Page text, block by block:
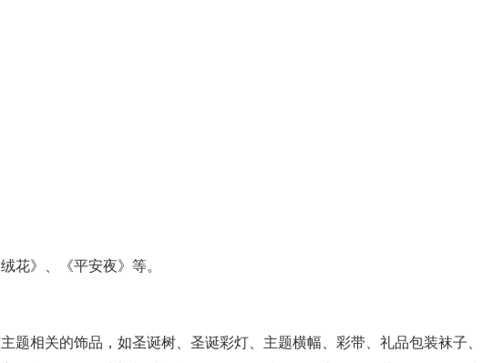
花》、《平安夜》等。
题相关的饰品，如圣诞树、圣诞彩灯、主题横幅、彩带、礼品包装袜子、